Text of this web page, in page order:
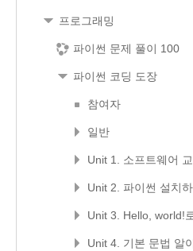
프로그래밍
파이썬 문제 풀이 100
파이썬 코딩 도장
참여자
일반
Unit 1. 소프트웨어
Unit 2. 파이썬 설치
Unit 3. Hello, world!
Unit 4. 기본 문법 알